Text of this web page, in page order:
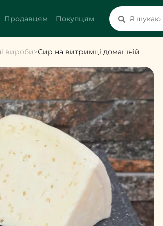
Продавцям Покупцям
вироби>Сир на витримці домашній